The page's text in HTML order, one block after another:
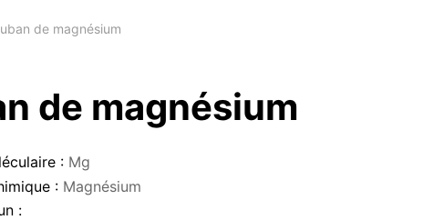
de magnésium
de magnésium
: Mg
: Magnésium
: